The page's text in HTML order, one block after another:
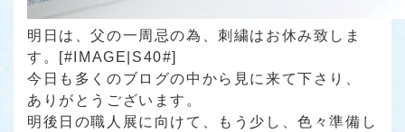
明日は、父の一周忌の為、刺繍はお休み致しま
す。
[#IMAGE|S40#]
今日も多くのブログの中から見に来て下さり、
ありがとうございます。
明後日の職人展に向けて、もう少し、色々準備し